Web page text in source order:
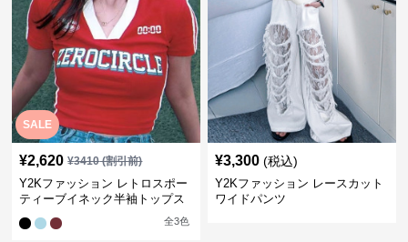
SALE
¥2,620 ¥3410(割引前)
Y2Kファッション レトロスポー
ティーブイネック半袖トップス
全3色
¥3,300 (税込)
Y2Kファッション レースカット
ワイドパンツ